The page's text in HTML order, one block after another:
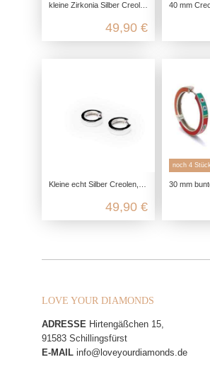
kleine Zirkonia Silber Creolen, 925 Sterling Silber, runde feine Damen Ohrringe, Glitzer Ohr Reifen mattiert, Frauen Ohrschmuck
49,90 €
40 mm Creolen 925 Silber emailliert, Ohrringe groß
Kleine echt Silber Creolen, 925 Silber Ohrringe nickelfrei, unisex Klappverschluss Creolen, Herren Silber Creolen, Männerschmuck
49,90 €
noch 4
30 mm bunte
LOVE YOUR DIAMONDS
ADRESSE Hirtengäßchen 15,
91583 Schillingsfürst
E-MAIL info@loveyourdiamonds.de